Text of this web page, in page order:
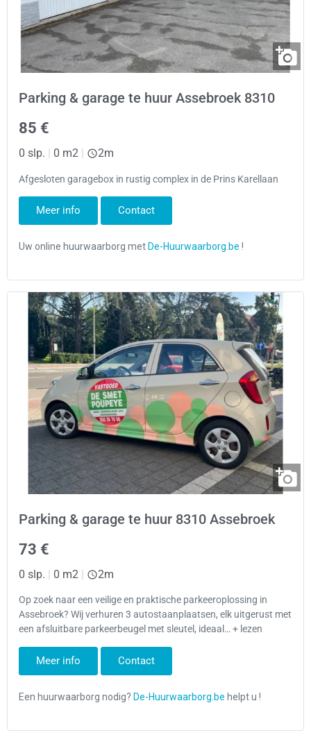
Parking & garage te huur Assebroek 8310
85 €
0 slp. 0 m2 2m
Afgesloten garagebox in rustig complex in de Prins Karellaan
Meer info Contact
Parking & garage te huur 8310 Assebroek
73 €
0 slp. | 0 m2 | 2m
Op zoek naar een veilige en praktische parkeeroplossing in
Assebroek? Wij verhuren 3 autostaanplaatsen, elk uitgerust met
een afsluitbare parkeerbeugel met sleutel, ideaal… + lezen
Meer info Contact